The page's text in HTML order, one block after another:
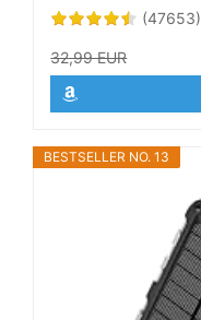
(47653)
32,99 EUR
BESTSELLER NO. 13